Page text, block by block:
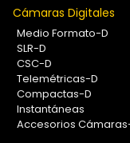
Cámaras Digitales
Medio Formato-D
SLR-D
CSC-D
Telemétricas-D
Compactas-D
Instantáneas
Accesorios